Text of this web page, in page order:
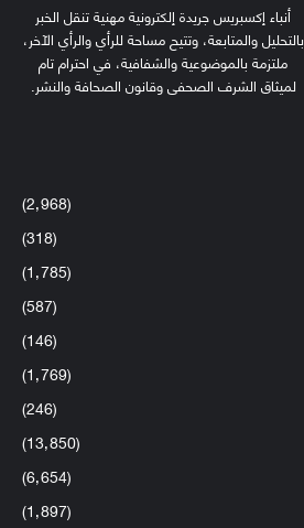
أنباء إكسبريس جريدة إلكترونية مهنية تنقل الخبر
بالتحليل والمتابعة، وتتيح مساحة للرأي والرأي الآخر،
ملتزمة بالموضوعية والشفافية، في احترام تام
لميثاق الشرف الصحفي وقانون الصحافة والنشر.
(2٬968)
(318)
(1٬785)
(587)
(146)
(1٬769)
(246)
(13٬850)
(6٬654)
(1٬897)